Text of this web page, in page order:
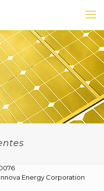
Energy Corporation